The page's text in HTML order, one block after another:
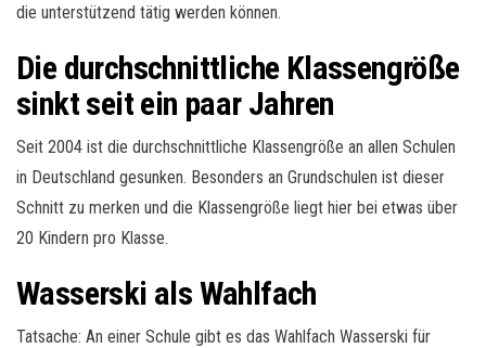
die unterstützend tätig werden können.
Die durchschnittliche Klassengröße
sinkt seit ein paar Jahren
Seit 2004 ist die durchschnittliche Klassengröße an allen Schulen
in Deutschland gesunken. Besonders an Grundschulen ist dieser
Schnitt zu merken und die Klassengröße liegt hier bei etwas über
20 Kindern pro Klasse.
Wasserski als Wahlfach
Tatsache: An einer Schule gibt es das Wahlfach Wasserski für